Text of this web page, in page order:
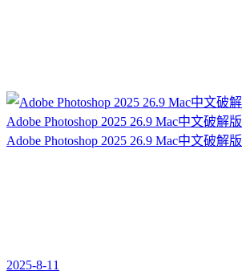
Adobe Photoshop 2025 26.9 Mac中文破解版
Adobe Photoshop 2025 26.9 Mac中文破解版
2025-8-11